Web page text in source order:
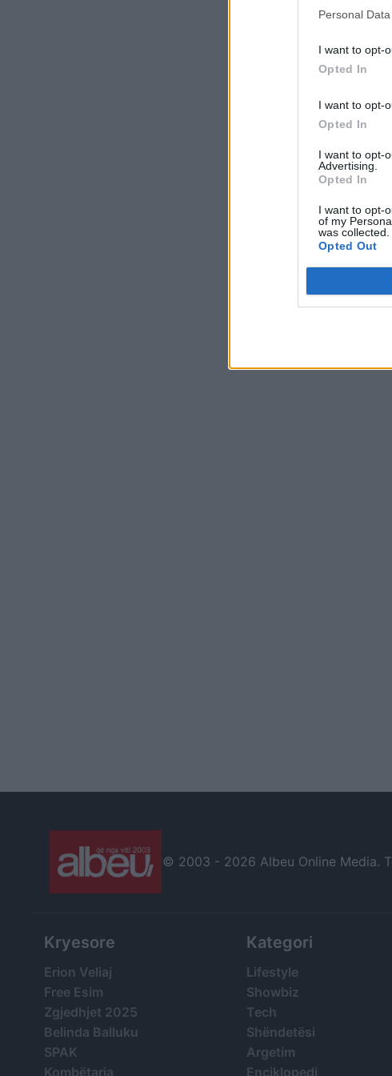
Personal
I want to opt-
Opted In
I want to opt-
Opted In
I want to opt-
Advertising.
Opted In
I want to opt-
of my
was collected.
Opted Out
© 2003 - 2026 Albeu Online Media.
Kryesore
Erion Veliaj
Free Esim
Zgjedhjet 2025
Belinda Balluku
SPAK
Kombëtarja
Kategori
Lifestyle
Showbiz
Tech
Shëndetësi
Argetim
Enciklopedi